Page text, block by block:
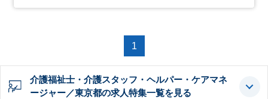
1
介護福祉士・介護スタッフ・ヘルパー・ケアマネ
ージャー／東京都の求人特集一覧を見る